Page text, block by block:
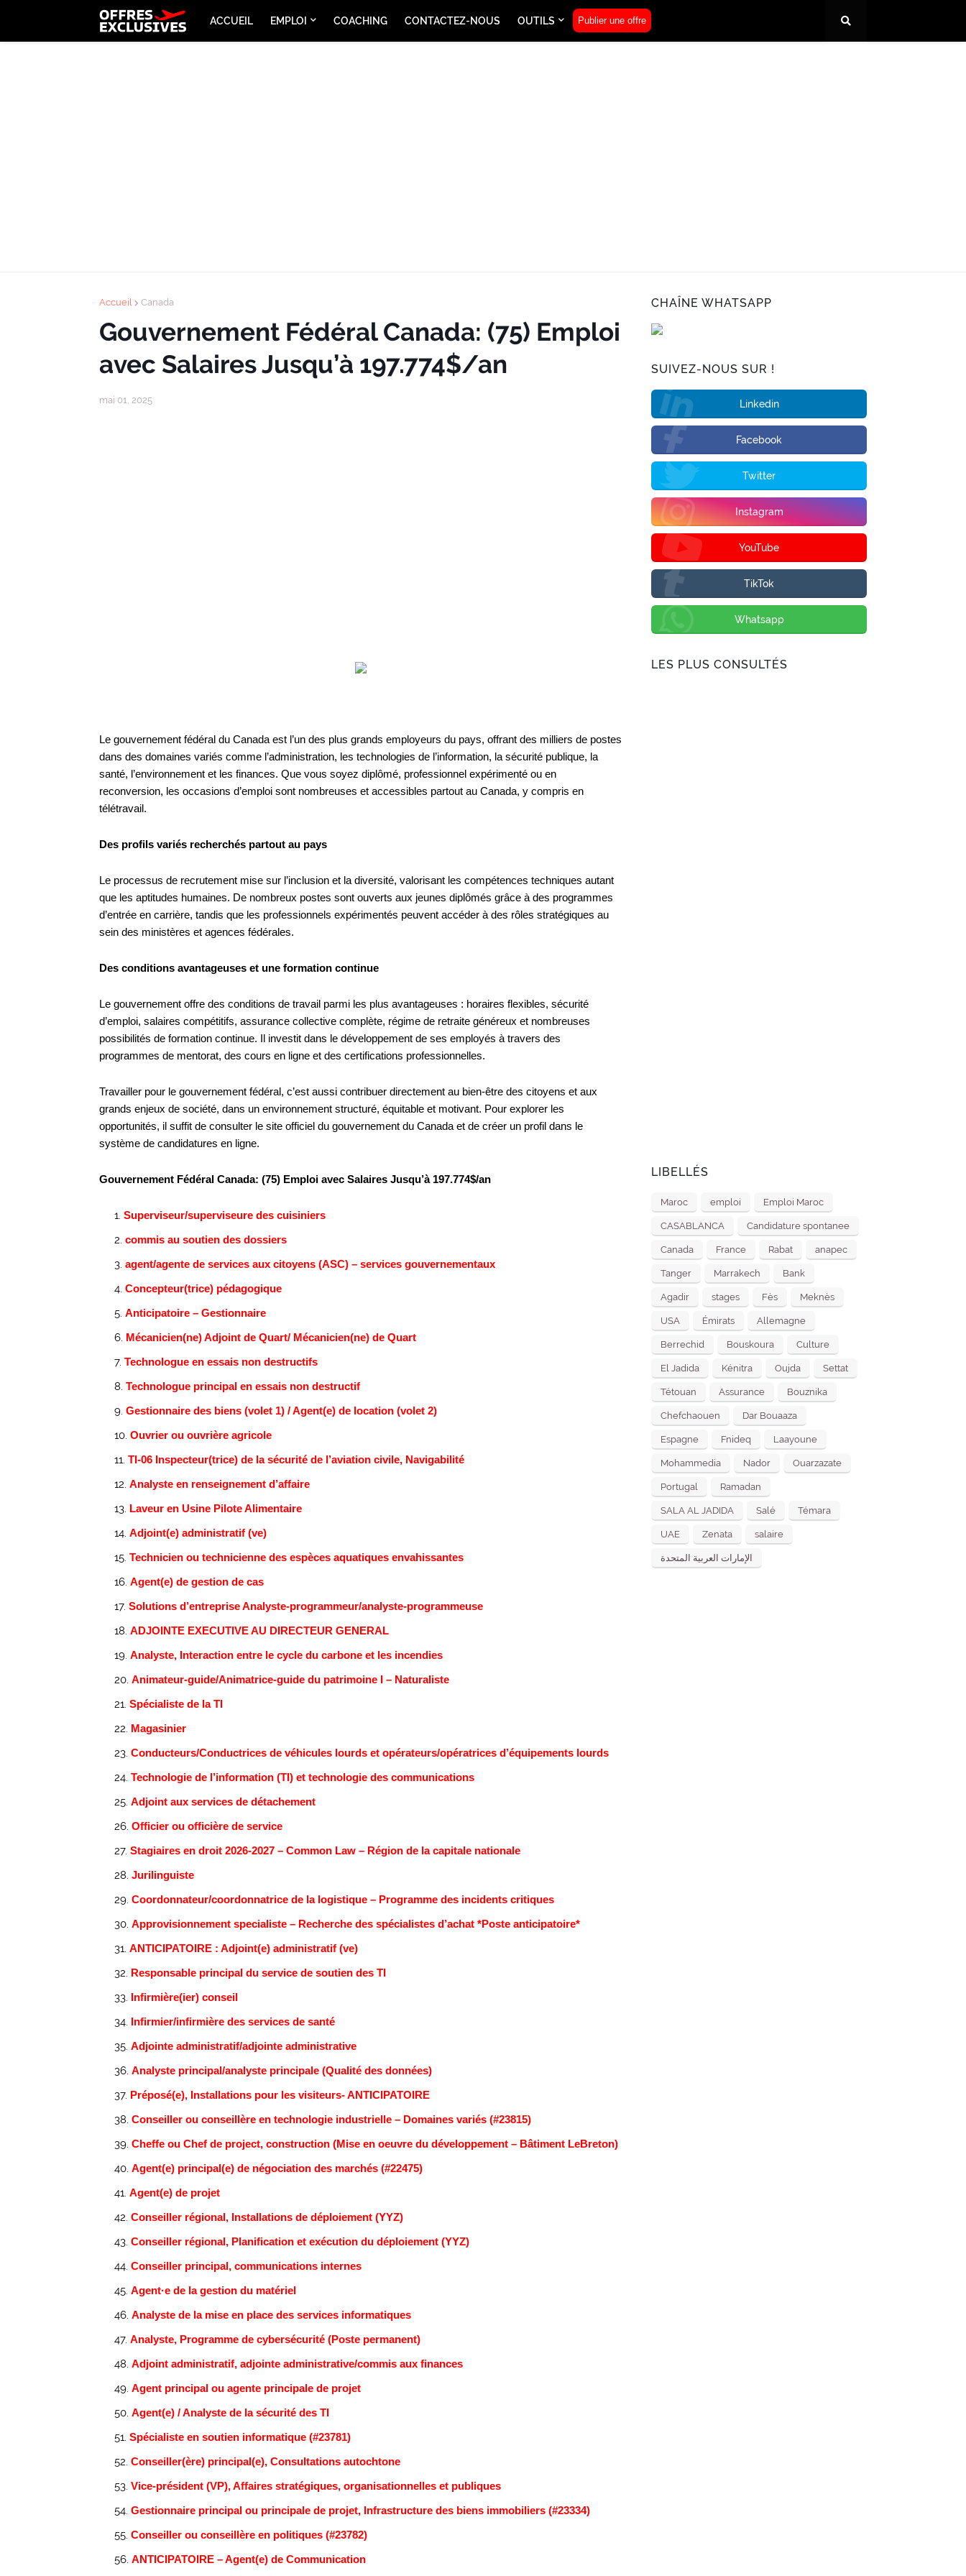
ACCUEIL EMPLOI COACHING CONTACTEZ-NOUS OUTILS Publier une offre
Accueil Canada
Gouvernement Fédéral Canada: (75) Emploi
avec Salaires Jusqu’à 197.774$/an
mai 01, 2025
Le gouvernement fédéral du Canada est l’un des plus grands employeurs du pays, offrant des milliers de postes
dans des domaines variés comme l’administration, les technologies de l’information, la sécurité publique, la
santé, l’environnement et les finances. Que vous soyez diplômé, professionnel expérimenté ou en
reconversion, les occasions d’emploi sont nombreuses et accessibles partout au Canada, y compris en
télétravail.
Des profils variés recherchés partout au pays
Le processus de recrutement mise sur l’inclusion et la diversité, valorisant les compétences techniques autant
que les aptitudes humaines. De nombreux postes sont ouverts aux jeunes diplômés grâce à des programmes
d’entrée en carrière, tandis que les professionnels expérimentés peuvent accéder à des rôles stratégiques au
sein des ministères et agences fédérales.
Des conditions avantageuses et une formation continue
Le gouvernement offre des conditions de travail parmi les plus avantageuses : horaires flexibles, sécurité
d’emploi, salaires compétitifs, assurance collective complète, régime de retraite généreux et nombreuses
possibilités de formation continue. Il investit dans le développement de ses employés à travers des
programmes de mentorat, des cours en ligne et des certifications professionnelles.
Travailler pour le gouvernement fédéral, c’est aussi contribuer directement au bien-être des citoyens et aux
grands enjeux de société, dans un environnement structuré, équitable et motivant. Pour explorer les
opportunités, il suffit de consulter le site officiel du gouvernement du Canada et de créer un profil dans le
système de candidatures en ligne.
Gouvernement Fédéral Canada: (75) Emploi avec Salaires Jusqu’à 197.774$/an
Superviseur/superviseure des cuisiniers
commis au soutien des dossiers
agent/agente de services aux citoyens (ASC) – services gouvernementaux
Concepteur(trice) pédagogique
Anticipatoire – Gestionnaire
Mécanicien(ne) Adjoint de Quart/ Mécanicien(ne) de Quart
Technologue en essais non destructifs
Technologue principal en essais non destructif
Gestionnaire des biens (volet 1) / Agent(e) de location (volet 2)
Ouvrier ou ouvrière agricole
TI-06 Inspecteur(trice) de la sécurité de l’aviation civile, Navigabilité
Analyste en renseignement d’affaire
Laveur en Usine Pilote Alimentaire
Adjoint(e) administratif (ve)
Technicien ou technicienne des espèces aquatiques envahissantes
Agent(e) de gestion de cas
Solutions d’entreprise Analyste-programmeur/analyste-programmeuse
ADJOINTE EXECUTIVE AU DIRECTEUR GENERAL
Analyste, Interaction entre le cycle du carbone et les incendies
Animateur-guide/Animatrice-guide du patrimoine I – Naturaliste
Spécialiste de la TI
Magasinier
Conducteurs/Conductrices de véhicules lourds et opérateurs/opératrices d’équipements lourds
Technologie de l’information (TI) et technologie des communications
Adjoint aux services de détachement
Officier ou officière de service
Stagiaires en droit 2026-2027 – Common Law – Région de la capitale nationale
Jurilinguiste
Coordonnateur/coordonnatrice de la logistique – Programme des incidents critiques
Approvisionnement specialiste – Recherche des spécialistes d’achat *Poste anticipatoire*
ANTICIPATOIRE : Adjoint(e) administratif (ve)
Responsable principal du service de soutien des TI
Infirmière(ier) conseil
Infirmier/infirmière des services de santé
Adjointe administratif/adjointe administrative
Analyste principal/analyste principale (Qualité des données)
Préposé(e), Installations pour les visiteurs- ANTICIPATOIRE
Conseiller ou conseillère en technologie industrielle – Domaines variés (#23815)
Cheffe ou Chef de project, construction (Mise en oeuvre du développement – Bâtiment LeBreton)
Agent(e) principal(e) de négociation des marchés (#22475)
Agent(e) de projet
Conseiller régional, Installations de déploiement (YYZ)
Conseiller régional, Planification et exécution du déploiement (YYZ)
Conseiller principal, communications internes
Agent·e de la gestion du matériel
Analyste de la mise en place des services informatiques
Analyste, Programme de cybersécurité (Poste permanent)
Adjoint administratif, adjointe administrative/commis aux finances
Agent principal ou agente principale de projet
Agent(e) / Analyste de la sécurité des TI
Spécialiste en soutien informatique (#23781)
Conseiller(ère) principal(e), Consultations autochtone
Vice-président (VP), Affaires stratégiques, organisationnelles et publiques
Gestionnaire principal ou principale de projet, Infrastructure des biens immobiliers (#23334)
Conseiller ou conseillère en politiques (#23782)
ANTICIPATOIRE – Agent(e) de Communication
CHAÎNE WHATSAPP
SUIVEZ-NOUS SUR !
Linkedin
Facebook
Twitter
Instagram
YouTube
TikTok
Whatsapp
LES PLUS CONSULTÉS
LIBELLÉS
Maroc emploi Emploi Maroc
CASABLANCA Candidature spontanee
Canada France Rabat anapec
Tanger Marrakech Bank
Agadir stages Fès Meknès
USA Émirats Allemagne
Berrechid Bouskoura Culture
El Jadida Kénitra Oujda Settat
Tétouan Assurance Bouznika
Chefchaouen Dar Bouaaza
Espagne Fnideq Laayoune
Mohammedia Nador Ouarzazate
Portugal Ramadan
SALA AL JADIDA Salé Témara
UAE Zenata salaire
الإمارات العربية المتحدة